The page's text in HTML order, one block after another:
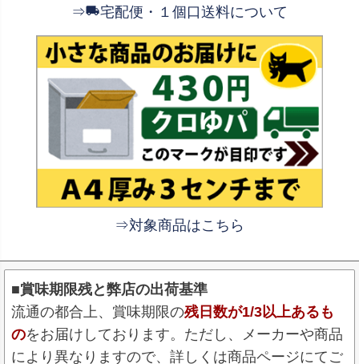
⇒ 宅配便・１個口送料について
⇒対象商品はこちら
■賞味期限残と弊店の出荷基準
流通の都合上、賞味期限の残日数が1/3以上あるも
のをお届けしております。ただし、メーカーや商品
により異なりますので、詳しくは商品ページにてご